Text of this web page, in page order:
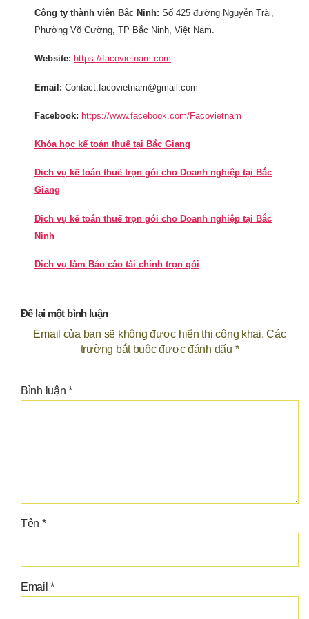
Công ty thành viên Bắc Ninh: Số 425 đường Nguyễn Trãi,
Phường Võ Cường, TP Bắc Ninh, Việt Nam.
Website: https://facovietnam.com
Email: Contact.facovietnam@gmail.com
Facebook: https://www.facebook.com/Facovietnam
Khóa học kế toán thuế tại Bắc Giang
Dịch vụ kế toán thuế trọn gói cho Doanh nghiệp tại Bắc
Giang
Dịch vụ kế toán thuế trọn gói cho Doanh nghiệp tại Bắc
Ninh
Dịch vụ làm Báo cáo tài chính trọn gói
Để lại một bình luận
Email của bạn sẽ không được hiển thị công khai. Các
trường bắt buộc được đánh dấu *
Bình luận*
Tên *
Email*